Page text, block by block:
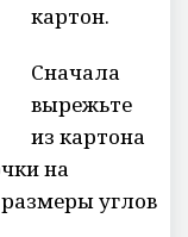
картон.
Сначала
вырежьте
из картона
на
углов